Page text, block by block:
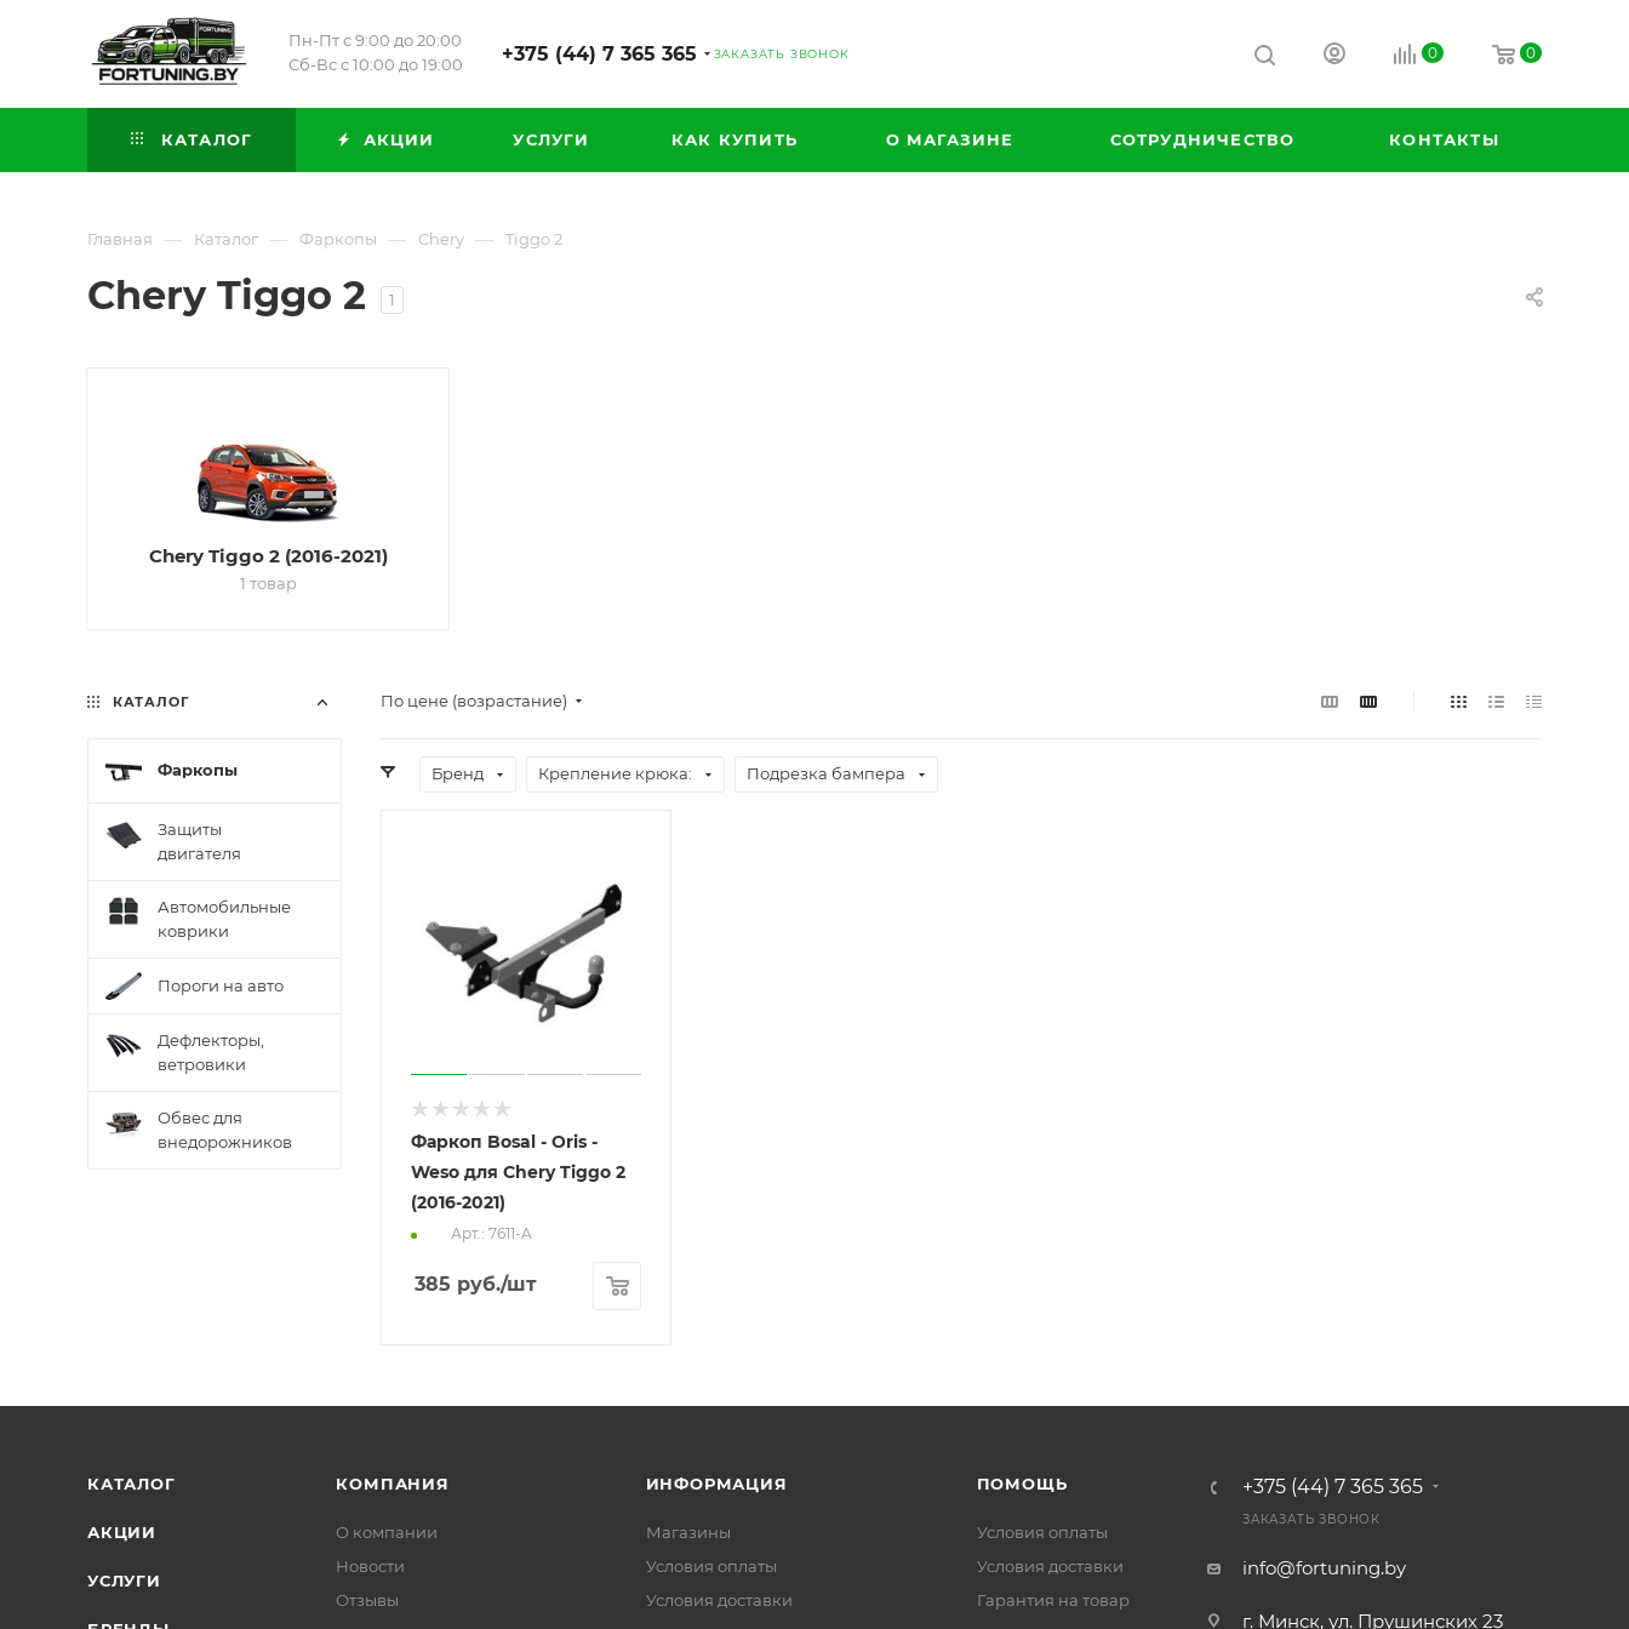
Пн-Пт с 9:00 до 20:00
Сб-Вс с 10:00 до 19:00
+375 (44) 7 365 365 ЗАКАЗАТЬ ЗВОНОК 0 0
КАТАЛОГ АКЦИИ УСЛУГИ КАК КУПИТЬ О МАГАЗИНЕ СОТРУДНИЧЕСТВО КОНТАКТЫ
Главная — Каталог — Фаркопы — Chery — Tiggo 2
Chery Tiggo 2 1
Chery Tiggo 2 (2016-2021)
1 товар
По цене (возрастание)
Бренд Крепление крюка: Подрезка бампера
Фаркоп Bosal - Oris -
Weso для Chery Tiggo 2
(2016-2021)
Арт.: 7611-A
385 руб./шт
КАТАЛОГ
Фаркопы
Защиты
двигателя
Автомобильные
коврики
Пороги на авто
Дефлекторы,
ветровики
Обвес для
внедорожников
КАТАЛОГ
АКЦИИ
УСЛУГИ
КОМПАНИЯ
О компании
Новости
Отзывы
ИНФОРМАЦИЯ
Магазины
Условия оплаты
Условия доставки
ПОМОЩЬ
Условия оплаты
Условия доставки
Гарантия на товар
+375 (44) 7 365 365
ЗАКАЗАТЬ ЗВОНОК
info@fortuning.by
г. Минск, ул. Прушинских 23